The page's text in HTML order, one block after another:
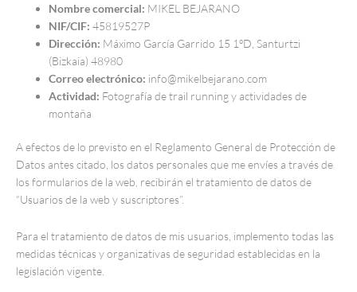
Nombre comercial: MIKEL BEJARANO
NIF/CIF: 45819527P
Dirección: Máximo García Garrido 15 1ºD, Santurtzi
(Bizkaia) 48980
Correo electrónico: info@mikelbejarano.com
Actividad: Fotografía de trail running y actividades de
montaña
A efectos de lo previsto en el Reglamento General de Protección de
Datos antes citado, los datos personales que me envíes a través de
los formularios de la web, recibirán el tratamiento de datos de
“Usuarios de la web y suscriptores”.
Para el tratamiento de datos de mis usuarios, implemento todas las
medidas técnicas y organizativas de seguridad establecidas en la
legislación vigente.